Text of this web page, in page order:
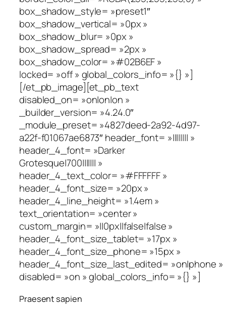
box_shadow_style= »preset1″
box_shadow_vertical= »0px »
box_shadow_blur= »0px »
box_shadow_spread= »2px »
box_shadow_color= »#02B6EF »
locked= »off » global_colors_info= »{} »]
[/et_pb_image][et_pb_text
disabled_on= »on|on|on »
_builder_version= »4.24.0″
_module_preset= »4827deed-2a92-4d97-
a22f-f01067ae6873″ header_font= »|||||||| »
header_4_font= »Darker
Grotesque|700||||||| »
header_4_text_color= »#FFFFFF »
header_4_font_size= »20px »
header_4_line_height= »1.4em »
text_orientation= »center »
custom_margin= »||0px||false|false »
header_4_font_size_tablet= »17px »
header_4_font_size_phone= »15px »
header_4_font_size_last_edited= »on|phone »
disabled= »on » global_colors_info= »{} »]
Praesent sapien